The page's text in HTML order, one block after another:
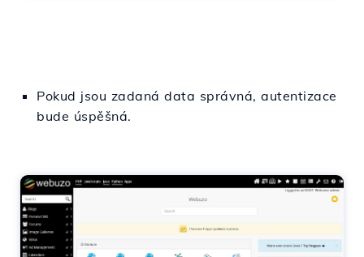
Pokud jsou zadaná data správná, autentizace
bude úspěšná.